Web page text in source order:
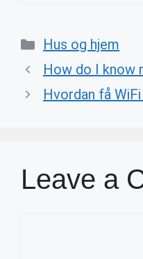
Categories
Hus og hjem
How do I know
Hvordan få
Leave a